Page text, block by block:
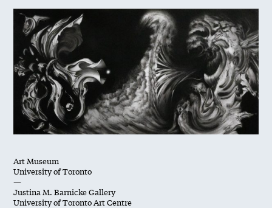
Art Museum
University of Toronto
—
Justina M. Barnicke Gallery
University of Toronto Art Centre